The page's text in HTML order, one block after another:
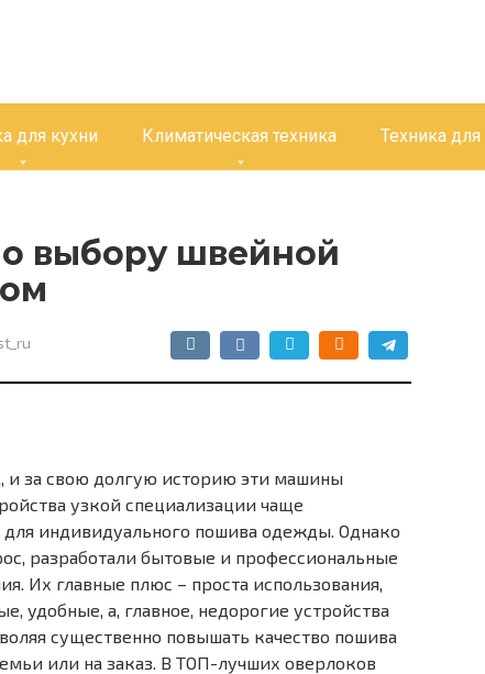
для кухни Климатическая техника Техника
выбору швейной
и за свою долгую историю эти машины
узкой специализации чаще
для индивидуального пошива одежды. Однако
разработали бытовые и профессиональные
Их главные плюс – проста использования,
удобные, а, главное, недорогие устройства
существенно повышать качество пошива
или на заказ. В ТОП-лучших оверлоков